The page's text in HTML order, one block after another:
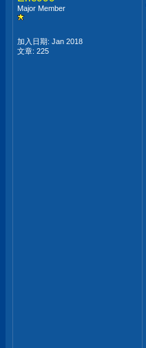
Major Member
加入日期: Jan 2018
文章: 225